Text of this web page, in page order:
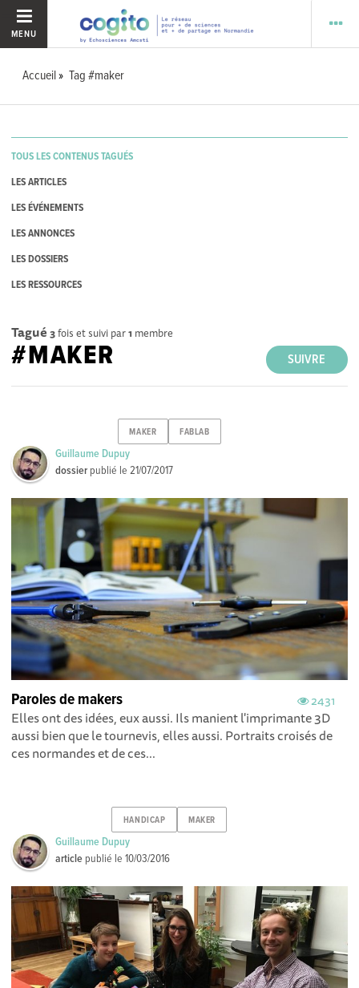
MENU
Accueil Tag #maker
TOUS LES CONTENUS TAGUÉS
LES ARTICLES
LES ÉVÉNEMENTS
LES ANNONCES
LES DOSSIERS
LES RESSOURCES
Tagué 3fois et suivi par1 membre
SUIVRE
#MAKER
MAKER FABLAB
Guillaume Dupuy
dossier publié le21/07/2017
2431
Paroles de makers
Elles ont des idées, eux aussi. Ils manient l'imprimante 3D
aussi bien que le tournevis, elles aussi. Portraits croisés de
ces normandes et de ces...
HANDICAP MAKER
Guillaume Dupuy
article publié le10/03/2016